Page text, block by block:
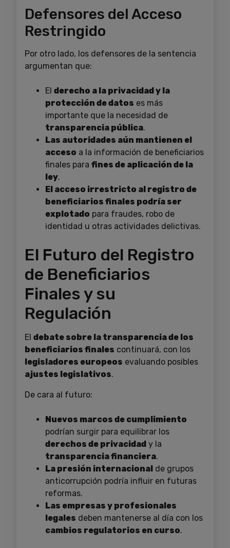
Defensores del Acceso
Restringido
Por otro lado, los defensores de la sentencia
argumentan que:
El derecho a la privacidad y la
protección de datos es más
importante que la necesidad de
transparencia pública.
Las autoridades aún mantienen el
acceso a la información de beneficiarios
finales para fines de aplicación de la
ley.
El acceso irrestricto al registro de
beneficiarios finales podría ser
explotado para fraudes, robo de
identidad u otras actividades delictivas.
El Futuro del Registro
de Beneficiarios
Finales y su
Regulación
El debate sobre la transparencia de los
beneficiarios finales continuará, con los
legisladores europeos evaluando posibles
ajustes legislativos.
De cara al futuro:
Nuevos marcos de cumplimiento
podrían surgir para equilibrar los
derechos de privacidad y la
transparencia financiera.
La presión internacional de grupos
anticorrupción podría influir en futuras
reformas.
Las empresas y profesionales
legales deben mantenerse al día con los
cambios regulatorios en curso.